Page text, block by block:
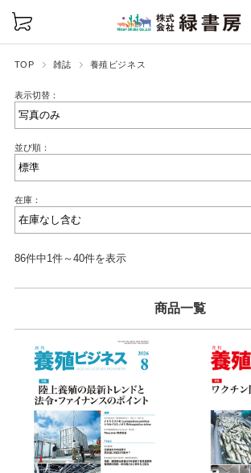
TOP 雑誌 養殖ビジネス
表示切替：
並び順：
在庫：
86件中1件～40件を表示
商品一覧